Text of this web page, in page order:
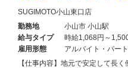
SUGIMOTO小山東口店
勤務地
小山市 小山駅
給与タイプ
時給1,068円～
雇用形態
アルバイト・パート
【仕事内容】地元で安定して長